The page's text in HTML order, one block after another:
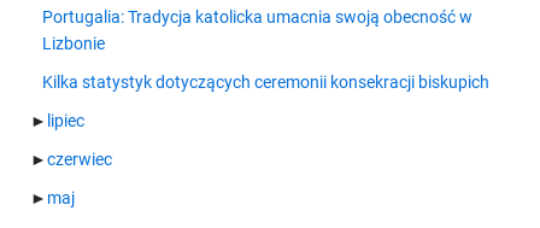
Portugalia: Tradycja katolicka umacnia swoją obecność w
Lizbonie
Kilka statystyk dotyczących ceremonii konsekracji biskupich
► lipiec
►czerwiec
► maj